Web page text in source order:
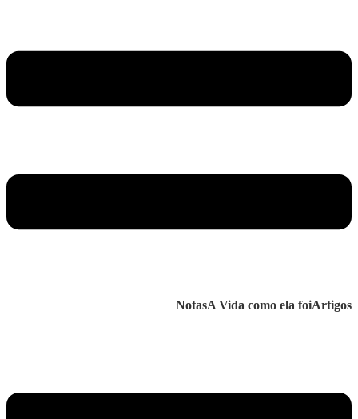
NotasA Vida como ela foiArtigos